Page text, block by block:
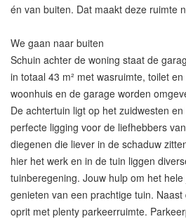
én van buiten. Dat maakt deze ruimte
We gaan naar buiten
Schuin achter de woning staat de
in totaal 43 m² met wasruimte, toilet
woonhuis en de garage worden
De achtertuin ligt op het zuidwesten
perfecte ligging voor de liefhebbers
diegenen die liever in de schaduw
hier het werk en in de tuin liggen
tuinberegening. Jouw hulp om het
genieten van een prachtige tuin.
oprit met plenty parkeerruimte.